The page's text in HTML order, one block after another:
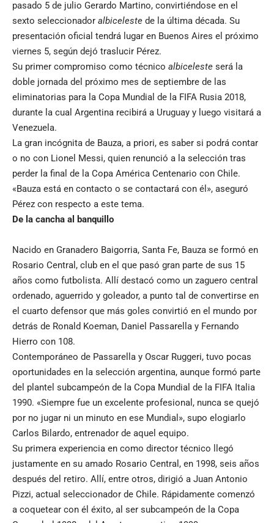
pasado 5 de julio Gerardo Martino, convirtiéndose en el
sexto seleccionador albiceleste de la última década. Su
presentación oficial tendrá lugar en Buenos Aires el próximo
viernes 5, según dejó traslucir Pérez.
Su primer compromiso como técnico albiceleste será la
doble jornada del próximo mes de septiembre de las
eliminatorias para la Copa Mundial de la FIFA Rusia 2018,
durante la cual Argentina recibirá a Uruguay y luego visitará a
Venezuela.
La gran incógnita de Bauza, a priori, es saber si podrá contar
o no con Lionel Messi, quien renunció a la selección tras
perder la final de la Copa América Centenario con Chile.
«Bauza está en contacto o se contactará con él», aseguró
Pérez con respecto a este tema.
De la cancha al banquillo
Nacido en Granadero Baigorria, Santa Fe, Bauza se formó en
Rosario Central, club en el que pasó gran parte de sus 15
años como futbolista. Allí destacó como un zaguero central
ordenado, aguerrido y goleador, a punto tal de convertirse en
el cuarto defensor que más goles convirtió en el mundo por
detrás de Ronald Koeman, Daniel Passarella y Fernando
Hierro con 108.
Contemporáneo de Passarella y Oscar Ruggeri, tuvo pocas
oportunidades en la selección argentina, aunque formó parte
del plantel subcampeón de la Copa Mundial de la FIFA Italia
1990. «Siempre fue un excelente profesional, nunca se quejó
por no jugar ni un minuto en ese Mundial», supo elogiarlo
Carlos Bilardo, entrenador de aquel equipo.
Su primera experiencia en como director técnico llegó
justamente en su amado Rosario Central, en 1998, seis años
después del retiro. Allí, entre otros, dirigió a Juan Antonio
Pizzi, actual seleccionador de Chile. Rápidamente comenzó
a coquetear con él éxito, al ser subcampeón de la Copa